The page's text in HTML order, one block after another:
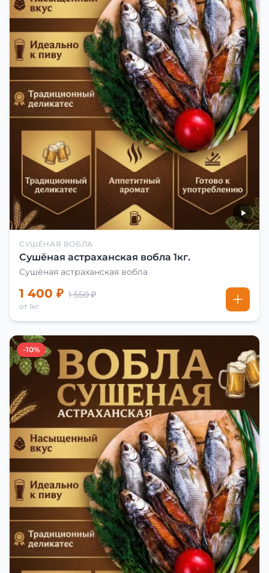
СУШЁНАЯ ВОБЛА
Сушёная астраханская вобла 1кг.
Сушёная астраханская вобла
1 400 ₽ 1 550 ₽
от 1кг
-10%